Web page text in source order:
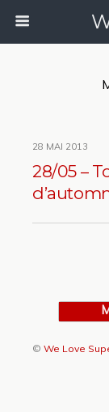
28 MAI 2013
28/05 –
© We Love